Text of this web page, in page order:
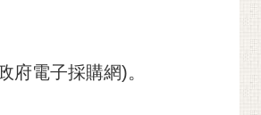
電子採購網)。